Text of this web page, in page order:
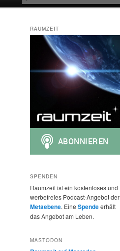
RAUMZEIT
SPENDEN
Raumzeit ist ein kostenloses und
werbefreies Podcast-Angebot der
Metaebene. Eine Spendeerhält
das Angebot am Leben.
MASTODON